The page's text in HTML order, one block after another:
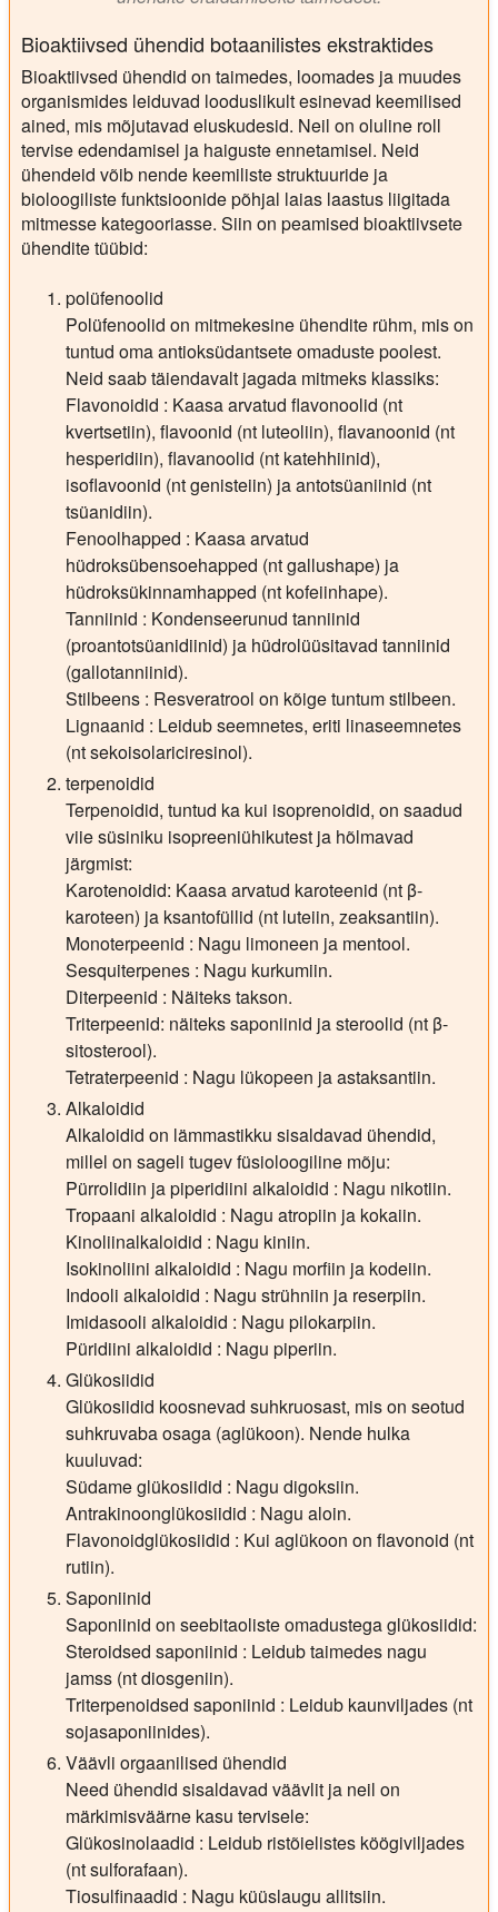
Bioaktiivsed ühendid botaanilistes ekstraktides
Bioaktiivsed ühendid on taimedes, loomades ja muudes
organismides leiduvad looduslikult esinevad keemilised
ained, mis mõjutavad eluskudesid. Neil on oluline roll
tervise edendamisel ja haiguste ennetamisel. Neid
ühendeid võib nende keemiliste struktuuride ja
bioloogiliste funktsioonide põhjal laias laastus liigitada
mitmesse kategooriasse. Siin on peamised bioaktiivsete
ühendite tüübid:
polüfenoolid
Polüfenoolid on mitmekesine ühendite rühm, mis on
tuntud oma antioksüdantsete omaduste poolest.
Neid saab täiendavalt jagada mitmeks klassiks:
Flavonoidid : Kaasa arvatud flavonoolid (nt
kvertsetiin), flavoonid (nt luteoliin), flavanoonid (nt
hesperidiin), flavanoolid (nt katehhiinid),
isoflavoonid (nt genisteiin) ja antotsüaniinid (nt
tsüanidiin).
Fenoolhapped : Kaasa arvatud
hüdroksübensoehapped (nt gallushape) ja
hüdroksükinnamhapped (nt kofeiinhape).
Tanniinid : Kondenseerunud tanniinid
(proantotsüanidiinid) ja hüdrolüüsitavad tanniinid
(gallotanniinid).
Stilbeens : Resveratrool on kõige tuntum stilbeen.
Lignaanid : Leidub seemnetes, eriti linaseemnetes
(nt sekoisolariciresinol).
terpenoidid
Terpenoidid, tuntud ka kui isoprenoidid, on saadud
viie süsiniku isopreeniühikutest ja hõlmavad
järgmist:
Karotenoidid: Kaasa arvatud karoteenid (nt β-
karoteen) ja ksantofüllid (nt luteiin, zeaksantiin).
Monoterpeenid : Nagu limoneen ja mentool.
Sesquiterpenes : Nagu kurkumiin.
Diterpeenid : Näiteks takson.
Triterpeenid: näiteks saponiinid ja steroolid (nt β-
sitosterool).
Tetraterpeenid : Nagu lükopeen ja astaksantiin.
Alkaloidid
Alkaloidid on lämmastikku sisaldavad ühendid,
millel on sageli tugev füsioloogiline mõju:
Pürrolidiin ja piperidiini alkaloidid : Nagu nikotiin.
Tropaani alkaloidid : Nagu atropiin ja kokaiin.
Kinoliinalkaloidid : Nagu kiniin.
Isokinoliini alkaloidid : Nagu morfiin ja kodeiin.
Indooli alkaloidid : Nagu strühniin ja reserpiin.
Imidasooli alkaloidid : Nagu pilokarpiin.
Püridiini alkaloidid : Nagu piperiin.
Glükosiidid
Glükosiidid koosnevad suhkruosast, mis on seotud
suhkruvaba osaga (aglükoon). Nende hulka
kuuluvad:
Südame glükosiidid : Nagu digoksiin.
Antrakinoonglükosiidid : Nagu aloin.
Flavonoidglükosiidid : Kui aglükoon on flavonoid (nt
rutiin).
Saponiinid
Saponiinid on seebitaoliste omadustega glükosiidid:
Steroidsed saponiinid : Leidub taimedes nagu
jamss (nt diosgeniin).
Triterpenoidsed saponiinid : Leidub kaunviljades (nt
sojasaponiinides).
Väävli orgaanilised ühendid
Need ühendid sisaldavad väävlit ja neil on
märkimisväärne kasu tervisele:
Glükosinolaadid : Leidub ristõielistes köögiviljades
(nt sulforafaan).
Tiosulfinaadid : Nagu küüslaugu allitsiin.